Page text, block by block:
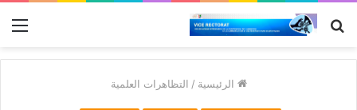
بحث
الرئيسية / التظاهرات العلمية